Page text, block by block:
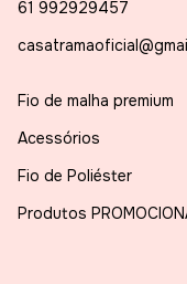
61 992929457
Fio de malha premium
Acessórios
Fio de Poliéster
Produtos